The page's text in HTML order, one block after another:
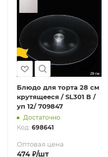
Блюдо для торта 28 см
крутящееся / SL301 В /
уп 12/ 709847
Достаточно
Код: 698641
Оптовая цена
474 ₽/шт